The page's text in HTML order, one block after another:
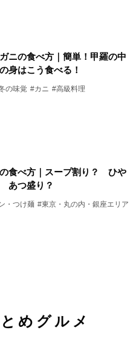
ニの食べ方｜簡単！甲羅の中
身はこう食べる！
の味覚 #カニ #高級料理
食べ方｜スープ割り？ ひや
あつ盛り？
・つけ麺 #東京・丸の内・銀座エリア
めグルメ